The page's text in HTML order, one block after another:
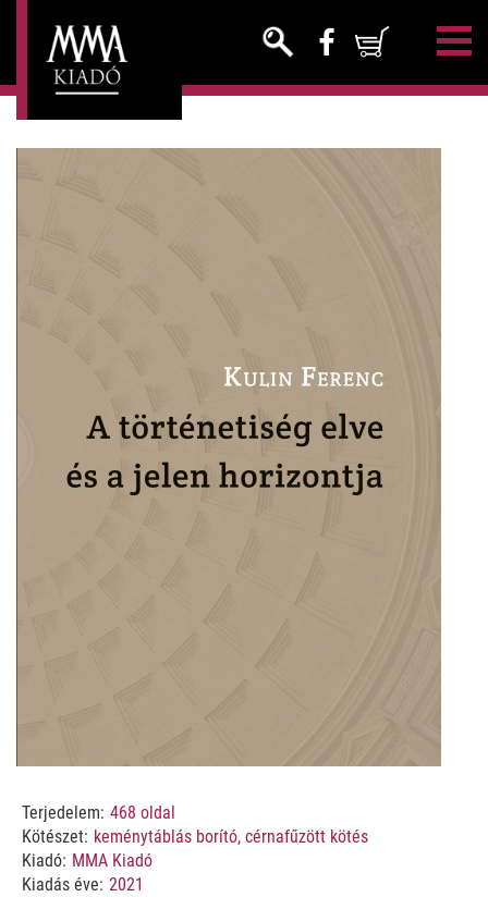
Terjedelem: 468 oldal
Kötészet: keménytáblás borító, cérnafűzött kötés
Kiadó: MMA Kiadó
Kiadás éve: 2021